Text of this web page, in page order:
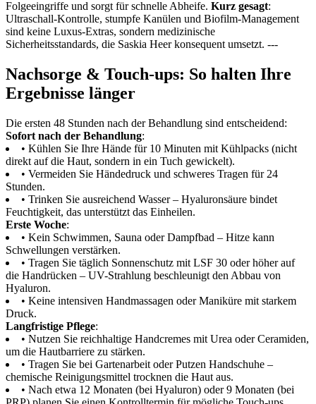
Folgeeingriffe und sorgt für schnelle Abheife. Kurz gesagt:
Ultraschall-Kontrolle, stumpfe Kanülen und Biofilm-Management
sind keine Luxus-Extras, sondern medizinische
Sicherheitsstandards, die Saskia Heer konsequent umsetzt. ---
Nachsorge & Touch-ups: So halten Ihre
Ergebnisse länger
Die ersten 48 Stunden nach der Behandlung sind entscheidend:
Sofort nach der Behandlung:
• Kühlen Sie Ihre Hände für 10 Minuten mit Kühlpacks (nicht
direkt auf die Haut, sondern in ein Tuch gewickelt).
• Vermeiden Sie Händedruck und schweres Tragen für 24
Stunden.
• Trinken Sie ausreichend Wasser – Hyaluronsäure bindet
Feuchtigkeit, das unterstützt das Einheilen.
Erste Woche:
• Kein Schwimmen, Sauna oder Dampfbad – Hitze kann
Schwellungen verstärken.
• Tragen Sie täglich Sonnenschutz mit LSF 30 oder höher auf
die Handrücken – UV-Strahlung beschleunigt den Abbau von
Hyaluron.
• Keine intensiven Handmassagen oder Maniküre mit starkem
Druck.
Langfristige Pflege:
• Nutzen Sie reichhaltige Handcremes mit Urea oder Ceramiden,
um die Hautbarriere zu stärken.
• Tragen Sie bei Gartenarbeit oder Putzen Handschuhe –
chemische Reinigungsmittel trocknen die Haut aus.
• Nach etwa 12 Monaten (bei Hyaluron) oder 9 Monaten (bei